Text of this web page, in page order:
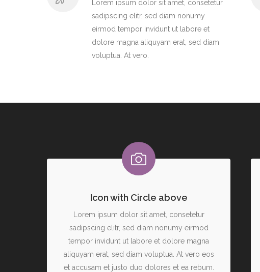
Lorem ipsum dolor sit amet, consetetur
sadipscing elitr, sed diam nonumy
eirmod tempor invidunt ut labore et
dolore magna aliquyam erat, sed diam
voluptua. At vero.
Icon with Circle above
Lorem ipsum dolor sit amet, consetetur
sadipscing elitr, sed diam nonumy eirmod
tempor invidunt ut labore et dolore magna
aliquyam erat, sed diam voluptua. At vero eos
et accusam et justo duo dolores et ea rebum.